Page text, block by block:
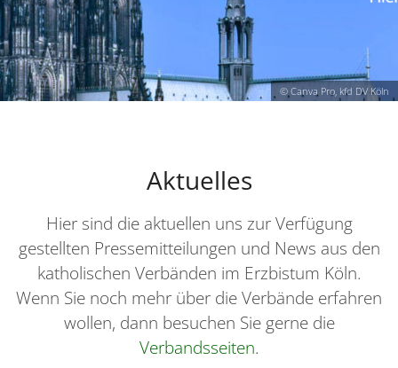
© Canva Pro, kfd DV Köln
Aktuelles
Hier sind die aktuellen uns zur Verfügung
gestellten Pressemitteilungen und News aus den
katholischen Verbänden im Erzbistum Köln.
Wenn Sie noch mehr über die Verbände erfahren
wollen, dann besuchen Sie gerne die
Verbandsseiten.